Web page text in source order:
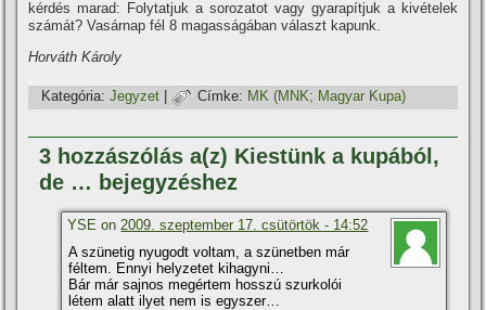
kérdés marad: Folytatjuk a sorozatot vagy gyarapí­tjuk a kivételek
számát? Vasárnap fél 8 magasságában választ kapunk.
Horváth Károly
Kategória: Jegyzet | Címke: MK (MNK; Magyar Kupa)
3 hozzászólás a(z) Kiestünk a kupából,
de … bejegyzéshez
YSE on2009. szeptember 17. csütörtök - 14:52
A szünetig nyugodt voltam, a szünetben már
féltem. Ennyi helyzetet kihagyni…
Bár már sajnos megértem hosszú szurkolói
létem alatt ilyet nem is egyszer…